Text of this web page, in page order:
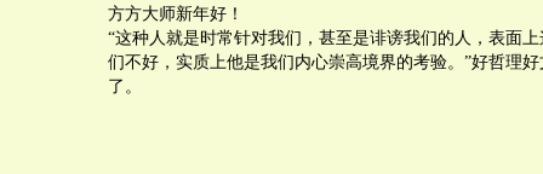
方方大师新年好！
“这种人就是时常针对我们，甚至是诽谤我们的人，表面
们不好，实质上他是我们内心崇高境界的考验。”好哲理
了。